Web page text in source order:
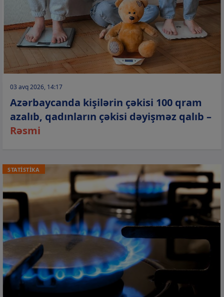
03 avq 2026, 14:17
Azərbaycanda kişilərin çəkisi 100 qram
azalıb, qadınların çəkisi dəyişməz qalıb –
Rəsmi
STATİSTİKA